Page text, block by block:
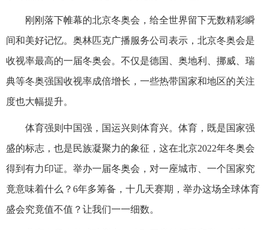
刚刚落下帷幕的北京冬奥会，给全世界留下无数精彩瞬
间和美好记忆。奥林匹克广播服务公司表示，北京冬奥会是
收视率最高的一届冬奥会。不仅是德国、奥地利、挪威、瑞
典等冬奥强国收视率成倍增长，一些热带国家和地区的关注
度也大幅提升。
体育强则中国强，国运兴则体育兴。体育，既是国家强
盛的标志，也是民族凝聚力的象征，这在北京2022年冬奥会
得到有力印证。举办一届冬奥会，对一座城市、一个国家究
竟意味着什么？6年多筹备，十几天赛期，举办这场全球体育
盛会究竟值不值？让我们一一细数。